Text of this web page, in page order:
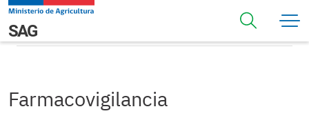
Pasar al contenido principal
Navegación principal
SAGFarmacovigilancia
Farmacovigilancia